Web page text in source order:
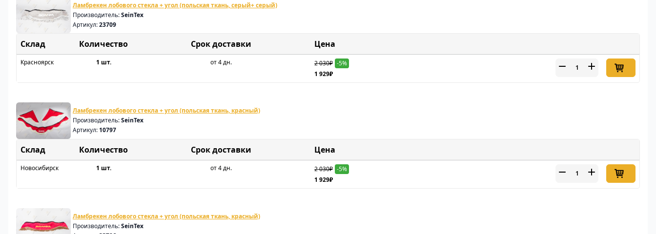
Ламбрекен лобового стекла + угол (польская ткань, серый+ серый)
Производитель:SeinTex
Артикул:23709
Склад Срок доставки Цена
Красноярск 1 шт. от 4 дн. 2 030₽ -5%
1 929₽
Ламбрекен лобового стекла + угол (польская ткань, красный)
Производитель:SeinTex
Артикул: 10797
Склад Срок доставки Цена
Новосибирск 1 шт. от 4 дн. 2 030₽ -5%
1 929₽
Ламбрекен лобового стекла + угол (польская ткань, красный)
Производитель:SeinTex